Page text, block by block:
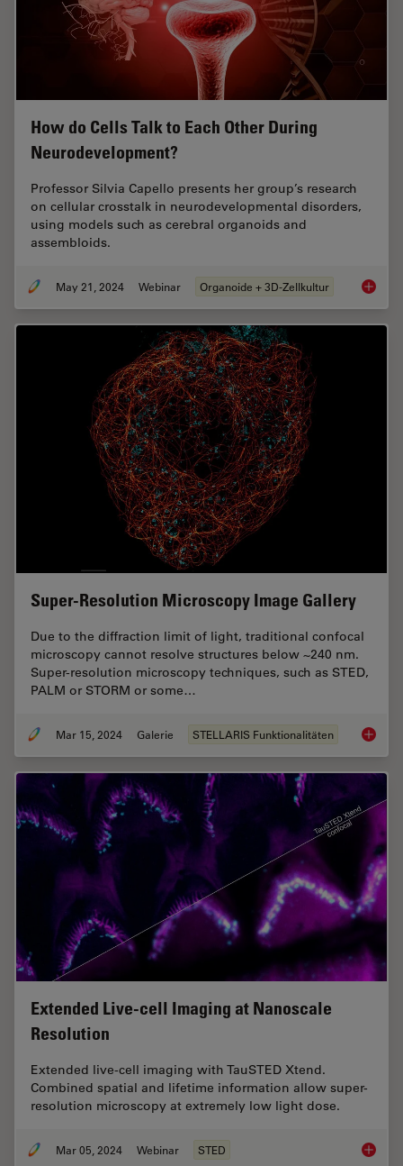
How do Cells Talk to Each Other During
Neurodevelopment?
Professor Silvia Capello presents her group’s research
on cellular crosstalk in neurodevelopmental disorders,
using models such as cerebral organoids and
assembloids.
May 21, 2024 Webinar Organoide + 3D-Zellkultur How
Super-Resolution Microscopy Image Gallery
Due to the diffraction limit of light, traditional confocal
microscopy cannot resolve structures below ~240 nm.
Super-resolution microscopy techniques, such as STED,
PALM or STORM or some…
Mar 15, 2024 Galerie STELLARIS Funktionalitäten Super-
Extended Live-cell Imaging at Nanoscale
Resolution
Extended live-cell imaging with TauSTED Xtend.
Combined spatial and lifetime information allow super-
resolution microscopy at extremely low light dose.
Mar 05, 2024 Webinar STED